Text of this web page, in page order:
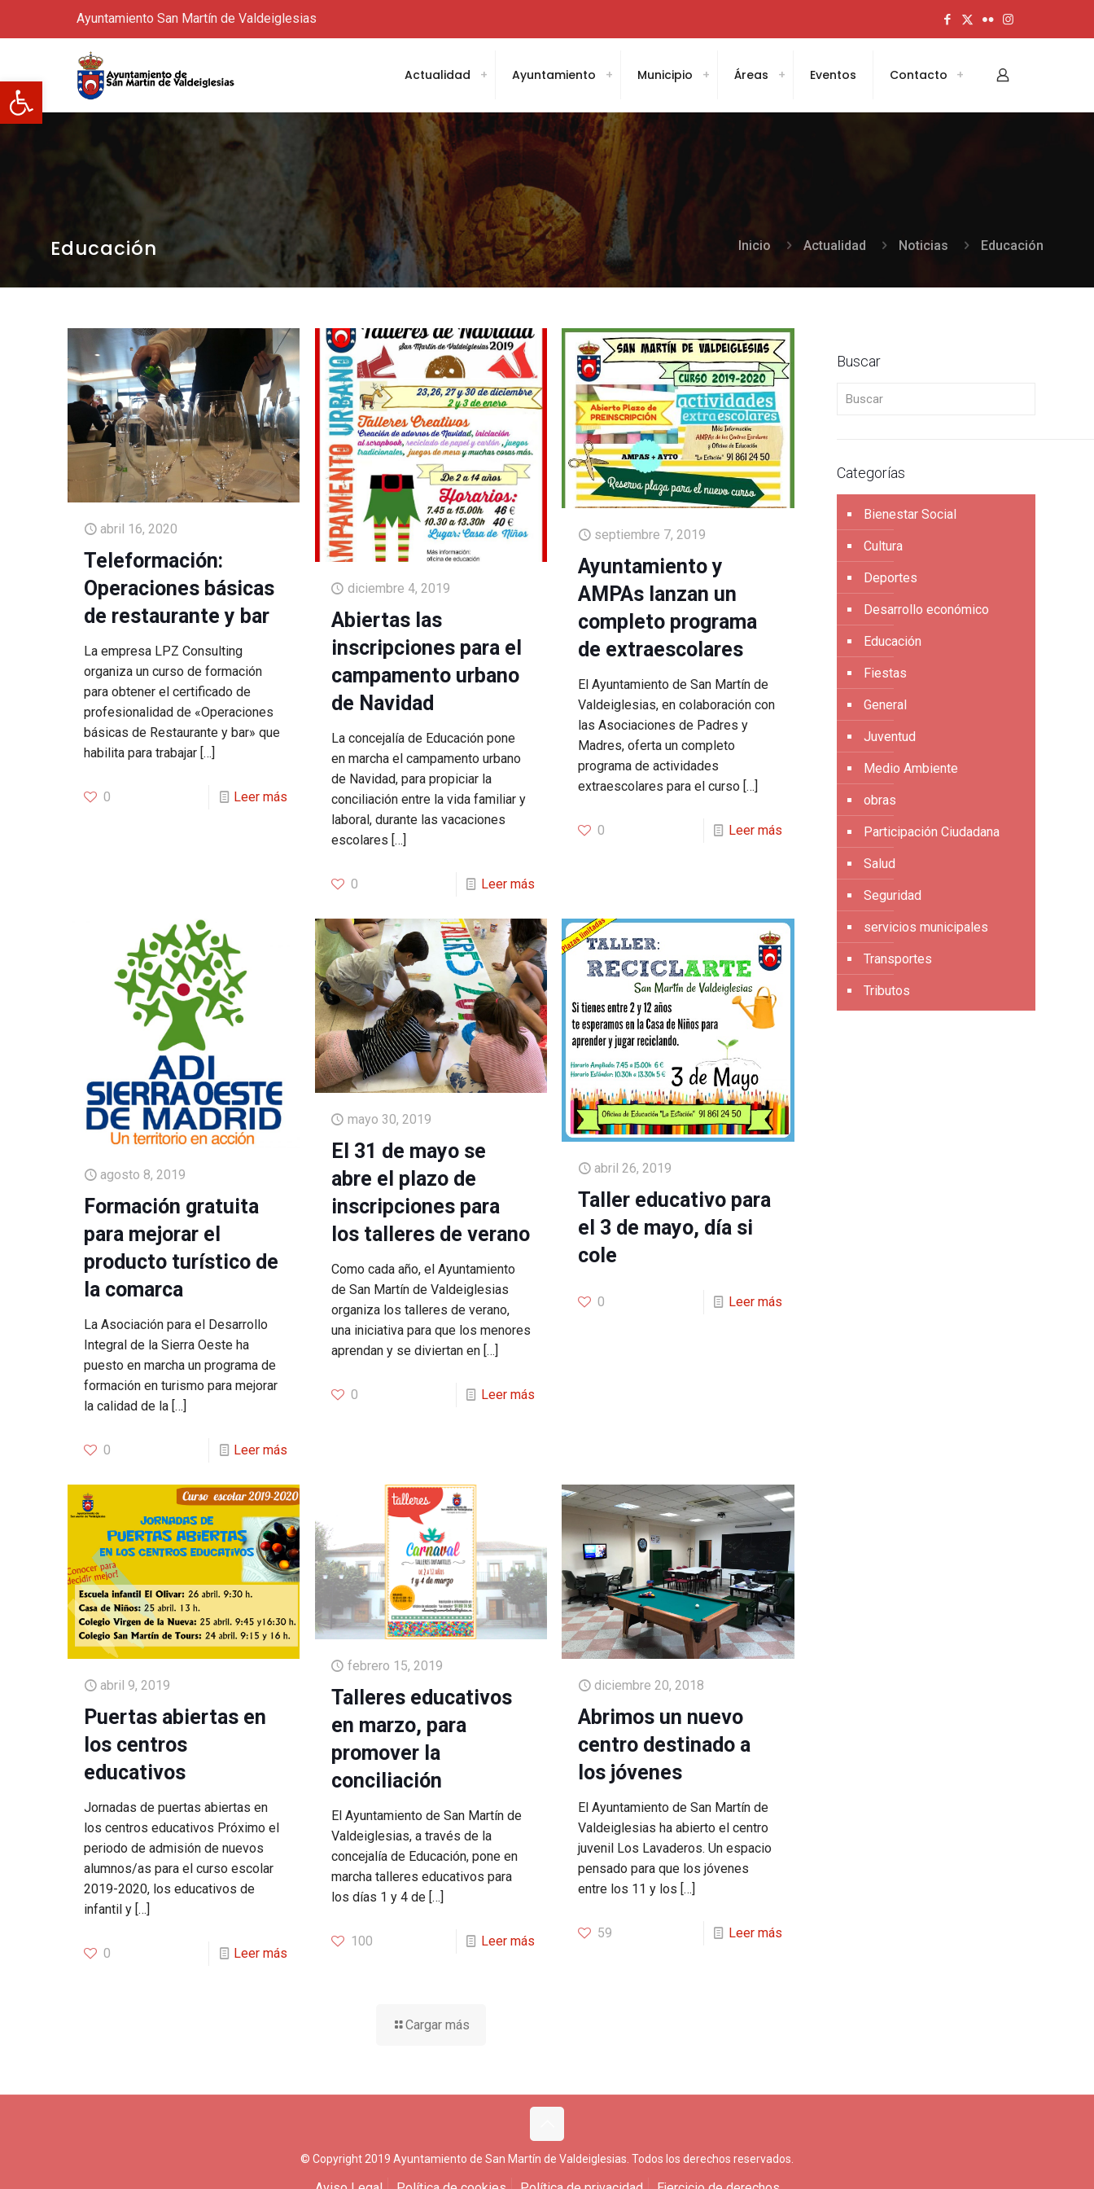
Abrir barra de herramientas
Ayuntamiento San Martín de Valdeiglesias
Actualidad Ayuntamiento Municipio Áreas Eventos Contacto
Educación Inicio Actualidad Noticias Educación
abril 16, 2020
Teleformación:
Operaciones básicas
de restaurante y bar
La empresa LPZ Consulting
organiza un curso de formación
para obtener el certificado de
profesionalidad de «Operaciones
básicas de Restaurante y bar» que
habilita para trabajar […]
0 Leer más
diciembre 4, 2019
Abiertas las
inscripciones para el
campamento urbano
de Navidad
La concejalía de Educación pone
en marcha el campamento urbano
de Navidad, para propiciar la
conciliación entre la vida familiar y
laboral, durante las vacaciones
escolares […]
0 Leer más
septiembre 7, 2019
Ayuntamiento y
AMPAs lanzan un
completo programa
de extraescolares
El Ayuntamiento de San Martín de
Valdeiglesias, en colaboración con
las Asociaciones de Padres y
Madres, oferta un completo
programa de actividades
extraescolares para el curso […]
0 Leer más
agosto 8, 2019
Formación gratuita
para mejorar el
producto turístico de
la comarca
La Asociación para el Desarrollo
Integral de la Sierra Oeste ha
puesto en marcha un programa de
formación en turismo para mejorar
la calidad de la […]
0 Leer más
mayo 30, 2019
El 31 de mayo se
abre el plazo de
inscripciones para
los talleres de verano
Como cada año, el Ayuntamiento
de San Martín de Valdeiglesias
organiza los talleres de verano,
una iniciativa para que los menores
aprendan y se diviertan en[…]
0 Leer más
abril 26, 2019
Taller educativo para
el 3 de mayo, día si
cole
0 Leer más
abril 9, 2019
Puertas abiertas en
los centros
educativos
Jornadas de puertas abiertas en
los centros educativos Próximo el
periodo de admisión de nuevos
alumnos/as para el curso escolar
2019-2020, los educativos de
infantil y […]
0 Leer más
febrero 15, 2019
Talleres educativos
en marzo, para
promover la
conciliación
El Ayuntamiento de San Martín de
Valdeiglesias, a través de la
concejalía de Educación, pone en
marcha talleres educativos para
los días 1 y 4 de[…]
100 Leer más
diciembre 20, 2018
Abrimos un nuevo
centro destinado a
los jóvenes
El Ayuntamiento de San Martín de
Valdeiglesias ha abierto el centro
juvenil Los Lavaderos. Un espacio
pensado para que los jóvenes
entre los 11 y los […]
59 Leer más
Cargar más
Buscar
Buscar
Categorías
Bienestar Social
Cultura
Deportes
Desarrollo económico
Educación
Fiestas
General
Juventud
Medio Ambiente
obras
Participación Ciudadana
Salud
Seguridad
servicios municipales
Transportes
Tributos
© Copyright 2019 Ayuntamiento de San Martín de Valdeiglesias. Todos los derechos reservados.